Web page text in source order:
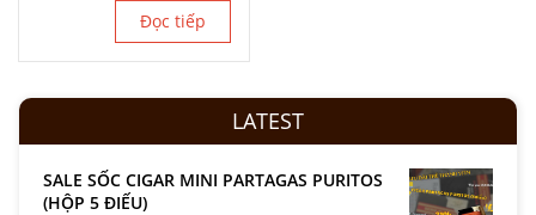
Đọc tiếp
LATEST
SALE SỐC CIGAR MINI PARTAGAS PURITOS
(HỘP 5 ĐIẾU)